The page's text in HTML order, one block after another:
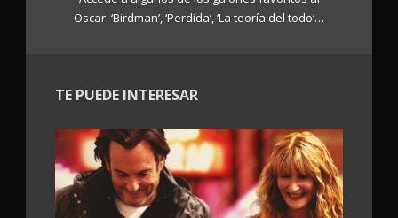
Oscar: ‘Birdman’, ‘Perdida’, ‘La teoría del todo’…
TE PUEDE INTERESAR